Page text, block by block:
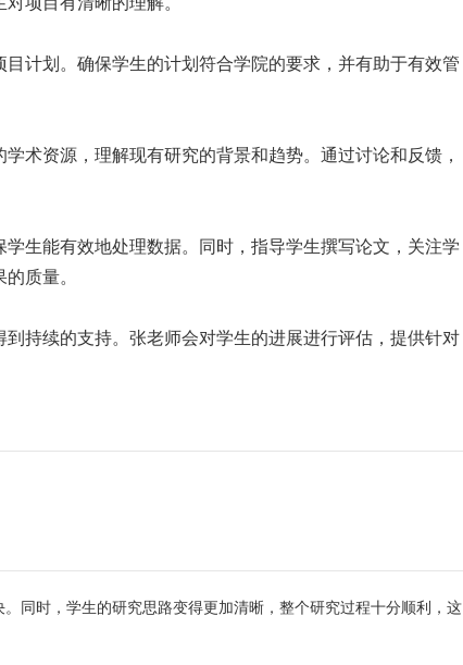
计划。确保学生的计划符合学院的要求，并有助于有效管
术资源，理解现有研究的背景和趋势。通过讨论和反馈，
生能有效地处理数据。同时，指导学生撰写论文，关注学
质量。
持续的支持。张老师会对学生的进展进行评估，提供针对
同时，学生的研究思路变得更加清晰，整个研究过程十分顺利，这